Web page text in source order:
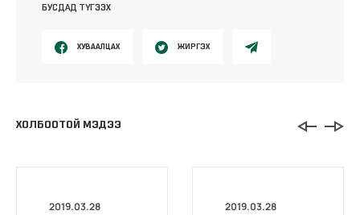
БУСДАД ТҮГЭЭХ
ХУВААЛЦАХ ЖИРГЭХ
ХОЛБООТОЙ МЭДЭЭ
2019.03.28 2019.03.28